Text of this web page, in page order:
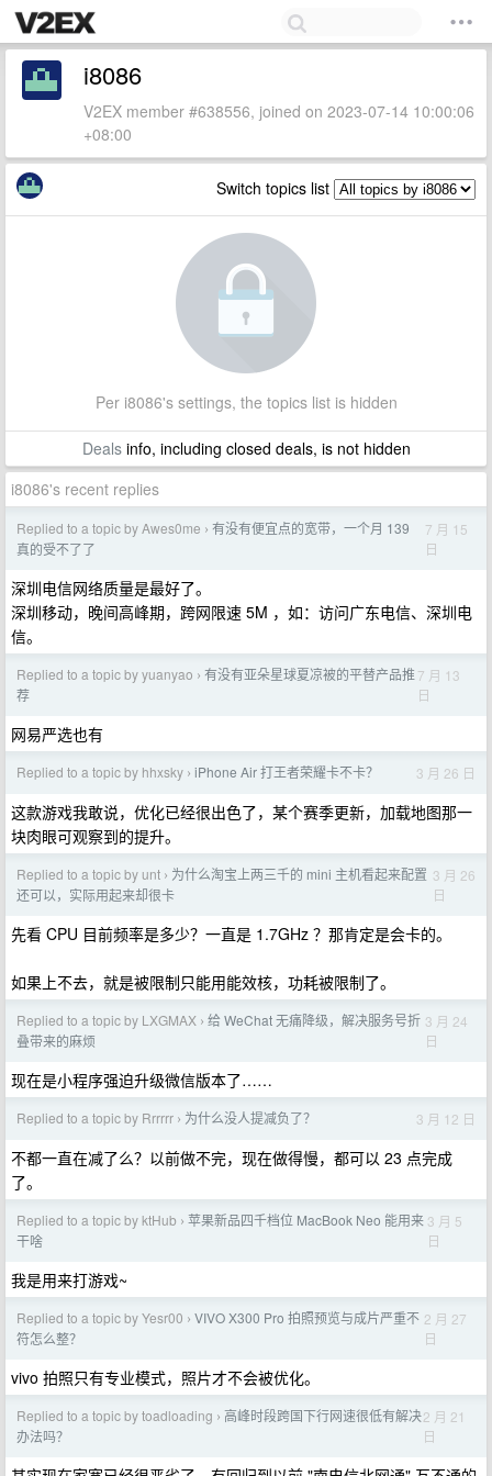
i8086
V2EX member #638556, joined on 2023-07-14 10:00:06
+08:00
Switch topics list
Per i8086's settings, the topics list is hidden
Dealsinfo, including closed deals, is not hidden
i8086's recent replies
Replied to a topic by Awes0me › 有没有便宜点的宽带，一个月 139
真的受不了了
7 月 15
日
深圳电信网络质量是最好了。
深圳移动，晚间高峰期，跨网限速 5M ，如：访问广东电信、深圳电
信。
Replied to a topic by yuanyao › 有没有亚朵星球夏凉被的平替产品推
荐
7 月 13
日
网易严选也有
Replied to a topic by hhxsky › iPhone Air 打王者荣耀卡不卡？ 3 月 26 日
这款游戏我敢说，优化已经很出色了，某个赛季更新，加载地图那一
块肉眼可观察到的提升。
Replied to a topic by unt › 为什么淘宝上两三千的 mini 主机看起来配置
还可以，实际用起来却很卡
3 月 26
日
先看 CPU 目前频率是多少？一直是 1.7GHz ？那肯定是会卡的。
如果上不去，就是被限制只能用能效核，功耗被限制了。
Replied to a topic by LXGMAX › 给 WeChat 无痛降级，解决服务号折
叠带来的麻烦
3 月 24
日
现在是小程序强迫升级微信版本了……
Replied to a topic by Rrrrrr › 为什么没人提减负了？ 3 月 12 日
不都一直在减了么？以前做不完，现在做得慢，都可以 23 点完成
了。
Replied to a topic by ktHub › 苹果新品四千档位 MacBook Neo 能用来
干啥
3 月 5
日
我是用来打游戏~
Replied to a topic by Yesr00 › VIVO X300 Pro 拍照预览与成片严重不
符怎么整？
2 月 27
日
vivo 拍照只有专业模式，照片才不会被优化。
Replied to a topic by toadloading › 高峰时段跨国下行网速很低有解决
办法吗？
2 月 21
日